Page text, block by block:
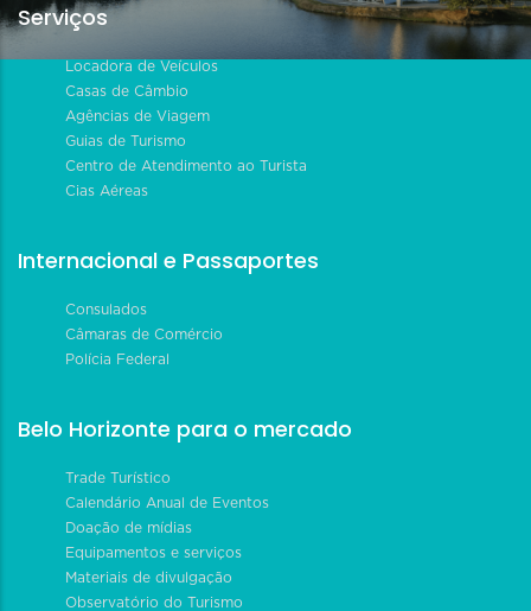
Serviços
Locadora de Veículos
Casas de Câmbio
Agências de Viagem
Guias de Turismo
Centro de Atendimento ao Turista
Cias Aéreas
Internacional e Passaportes
Consulados
Câmaras de Comércio
Polícia Federal
Belo Horizonte para o mercado
Trade Turístico
Calendário Anual de Eventos
Doação de mídias
Equipamentos e serviços
Materiais de divulgação
Observatório do Turismo